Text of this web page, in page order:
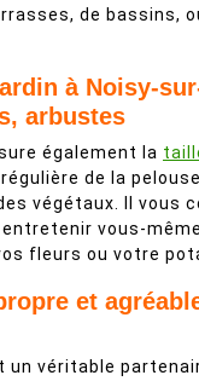
de bassins,
à Noisy-
arbustes
également la
de la
végétaux. Il vous
entretenir vous-
fleurs ou votre
et
un véritable